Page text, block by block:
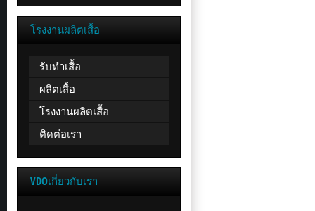
โรงงานผลิตเสื้อ
รับทำเสื้อ
ผลิตเสื้อ
โรงงานผลิตเสื้อ
ติดต่อเรา
VDOเกี่ยวกับเรา